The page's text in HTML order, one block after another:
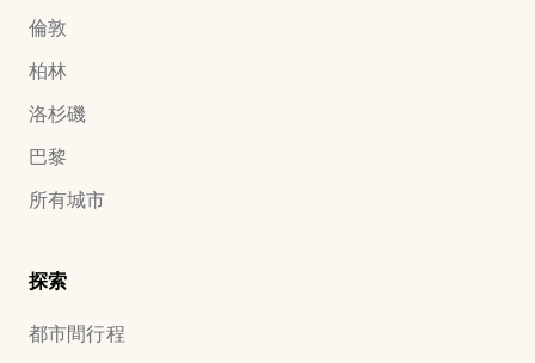
倫敦
柏林
洛杉磯
巴黎
所有城市
探索
都市間行程